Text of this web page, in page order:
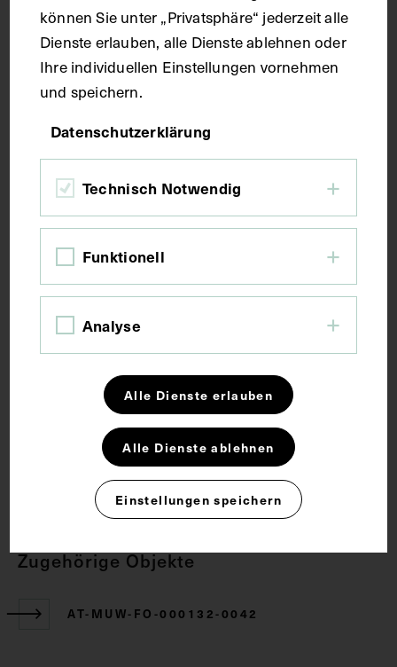
Bildmaß 14,5 x 10,5 cm
Bildmaß inkl. Untergrund 30,7 x 21,8 cm
Kurzbeschreibung
Clemens Pirquet ist eine Mappe mit
Porträtfotografien des Atelier Max Schneiders
enthalten, welche 21 Porträtfotografien von Wiener
Schlagwörter
Arzt Hals-Nasen-Ohren-Heilkunde
CC BY-NC-SA 4.0
Zugehörige Objekte
AT-MUW-FO-000132-0042
können Sie unter „Privatsphäre“ jederzeit alle
Dienste erlauben, alle Dienste ablehnen oder
Ihre individuellen Einstellungen vornehmen
und speichern.
Datenschutzerklärung
Technisch Notwendig
Funktionell
Analyse
Alle Dienste erlauben
Alle Dienste ablehnen
Einstellungen speichern